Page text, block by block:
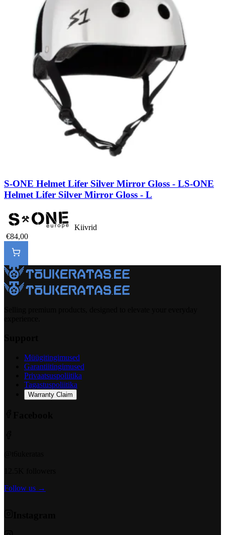
S-ONE Helmet Lifer Silver Mirror Gloss - LS-ONE
Helmet Lifer Silver Mirror Gloss - L
Kiivrid
€84,00
Müügitingimused
Garantiitingimused
Privaatsuspoliitika
Tagastuspoliitika
Warranty Claim
Follow us →